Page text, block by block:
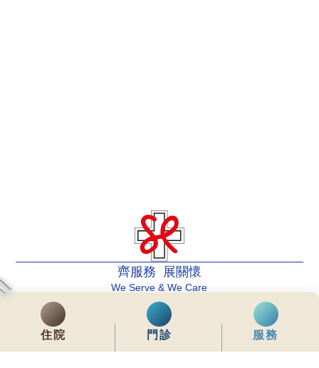
住院 門診 服務
齊服務 展關懷
We Serve & We Care
enquiry@stpaul.org.hk
(852) 2890 6008